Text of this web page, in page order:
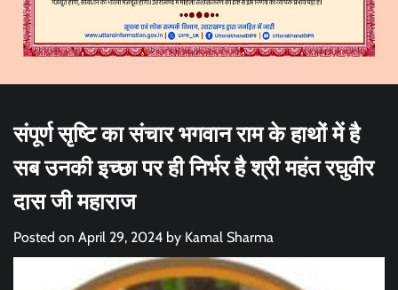
संपूर्ण सृष्टि का संचार भगवान राम के हाथों में है
सब उनकी इच्छा पर ही निर्भर है श्री महंत रघुवीर
दास जी महाराज
Posted on April 29, 2024 by Kamal Sharma